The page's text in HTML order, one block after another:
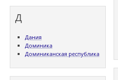
Д
Дания
Доминика
Доминиканская республика